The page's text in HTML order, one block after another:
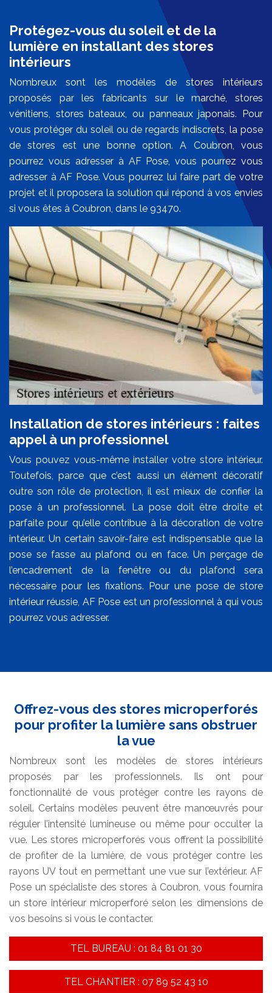
Protégez-vous du soleil et de la
lumière en installant des stores
intérieurs
Nombreux sont les modèles de stores intérieurs
proposés par les fabricants sur le marché, stores
vénitiens, stores bateaux, ou panneaux japonais. Pour
vous protéger du soleil ou de regards indiscrets, la pose
de stores est une bonne option. A Coubron, vous
pourrez vous adresser à AF Pose, vous pourrez vous
adresser à AF Pose. Vous pourrez lui faire part de votre
projet et il proposera la solution qui répond à vos envies
si vous êtes à Coubron, dans le 93470.
Installation de stores intérieurs : faites
appel à un professionnel
Vous pouvez vous-même installer votre store intérieur.
Toutefois, parce que c’est aussi un élément décoratif
outre son rôle de protection, il est mieux de confier la
pose à un professionnel. La pose doit être droite et
parfaite pour qu’elle contribue à la décoration de votre
intérieur. Un certain savoir-faire est indispensable que la
pose se fasse au plafond ou en face. Un perçage de
l’encadrement de la fenêtre ou du plafond sera
nécessaire pour les fixations. Pour une pose de store
intérieur réussie, AF Pose est un professionnel à qui vous
pourrez vous adresser.
Offrez-vous des stores microperforés
pour profiter la lumière sans obstruer
la vue
Nombreux sont les modèles de stores intérieurs
proposés par les professionnels. Ils ont pour
fonctionnalité de vous protéger contre les rayons de
soleil. Certains modèles peuvent être manœuvrés pour
réguler l’intensité lumineuse ou même pour occulter la
vue. Les stores microperforés vous offrent la possibilité
de profiter de la lumière, de vous protéger contre les
rayons UV tout en permettant une vue sur l’extérieur. AF
Pose un spécialiste des stores à Coubron, vous fournira
un store intérieur microperforé selon les dimensions de
vos besoins si vous le contacter.
TEL BUREAU : 01 84 81 01 30
TEL CHANTIER : 07 89 52 43 10